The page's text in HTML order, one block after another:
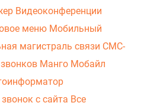
Видеоконференции
меню Мобильный
магистраль связи СМС-
Манго Мобайл
с сайта Все